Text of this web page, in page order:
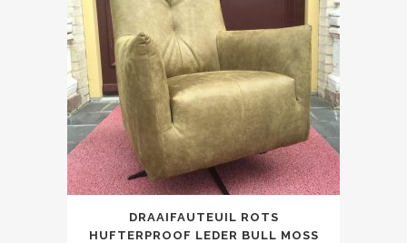
DRAAIFAUTEUIL ROTS
HUFTERPROOF LEDER BULL MOSS